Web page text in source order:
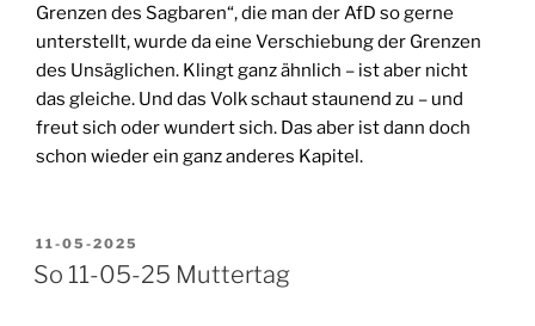
Grenzen des Sagbaren“, die man der AfD so gerne
unterstellt, wurde da eine Verschiebung der Grenzen
des Unsäglichen. Klingt ganz ähnlich – ist aber nicht
das gleiche. Und das Volk schaut staunend zu – und
freut sich oder wundert sich. Das aber ist dann doch
schon wieder ein ganz anderes Kapitel.
VERÖFFENTLICHT
AM
11-05-2025
So 11-05-25 Muttertag